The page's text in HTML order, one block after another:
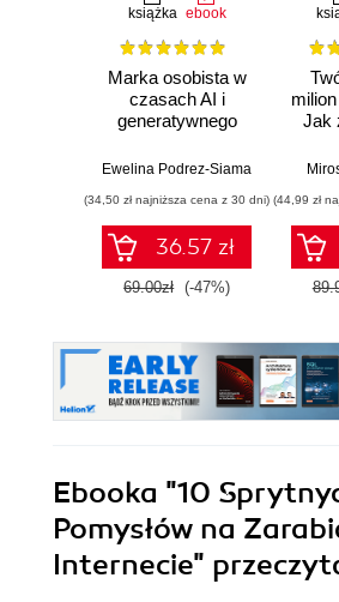
książka ebook
Marka osobista w
czasach AI i
generatywnego
Ewelina Podrez-Siama
(34,50 zł najniższa cena z 30 dni)
36.57 zł
69.00zł (-47%)
Jak
(44,99 zł
Ebooka "10
Pomysłów na
Internecie"